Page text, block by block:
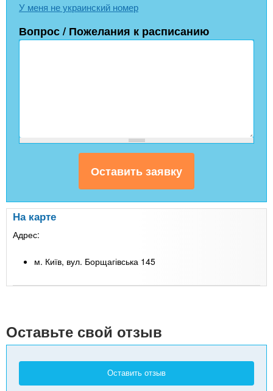
У меня не украинский номер
Вопрос / Пожелания к расписанию
На карте
Адрес:
м. Київ, вул. Борщагівська 145
Оставьте свой отзыв
Оставить отзыв